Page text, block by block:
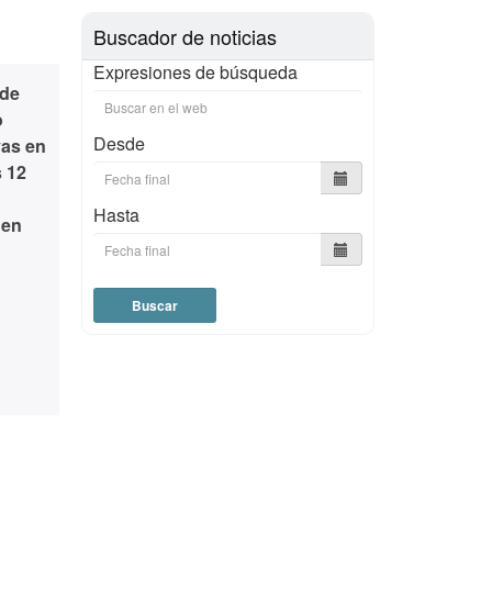
en
12
Buscador de noticias
Expresiones de búsqueda
Desde
Hasta
Buscar